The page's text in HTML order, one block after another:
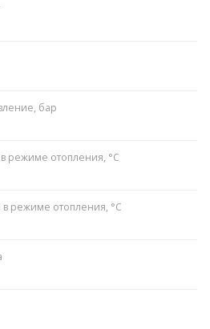
бар
режиме отопления, °C
режиме отопления, °C